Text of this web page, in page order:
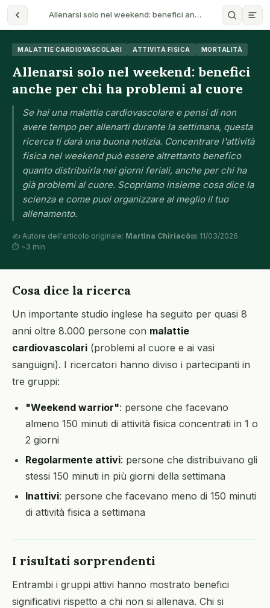
Allenarsi solo nel weekend: benefici an…
MALATTIE CARDIOVASCOLARI ATTIVITÀ FISICA MORTALITÀ
Allenarsi solo nel weekend: benefici
anche per chi ha problemi al cuore
Se hai una malattia cardiovascolare e pensi di non
avere tempo per allenarti durante la settimana, questa
ricerca ti darà una buona notizia. Concentrare l'attività
fisica nel weekend può essere altrettanto benefico
quanto distribuirla nei giorni feriali, anche per chi ha
già problemi al cuore. Scopriamo insieme cosa dice la
scienza e come puoi organizzare al meglio il tuo
allenamento.
✍️ Autore dell'articolo originale: Martina Chiriacò📅 11/03/2026
⏱ ~3 min
Cosa dice la ricerca
Un importante studio inglese ha seguito per quasi 8
anni oltre 8.000 persone con malattie
cardiovascolari (problemi al cuore e ai vasi
sanguigni). I ricercatori hanno diviso i partecipanti in
tre gruppi:
"Weekend warrior": persone che facevano
almeno 150 minuti di attività fisica concentrati in 1 o
2 giorni
Regolarmente attivi: persone che distribuivano gli
stessi 150 minuti in più giorni della settimana
Inattivi: persone che facevano meno di 150 minuti
di attività fisica a settimana
I risultati sorprendenti
Entrambi i gruppi attivi hanno mostrato benefici
significativi rispetto a chi non si allenava. Chi si